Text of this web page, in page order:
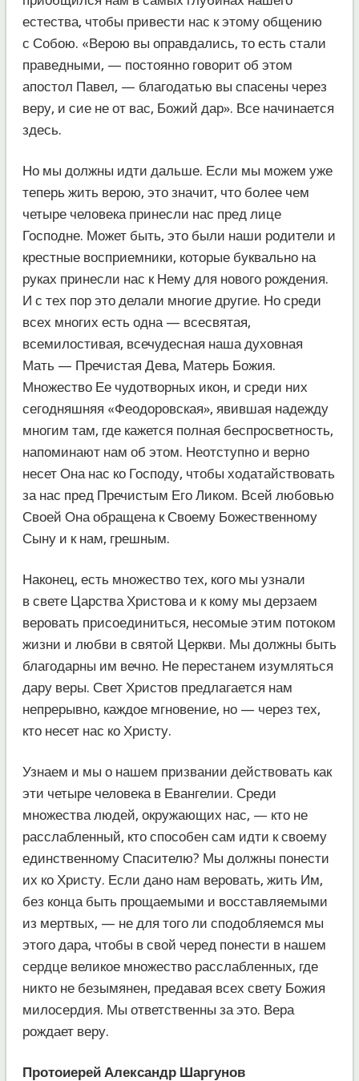
естества, чтобы привести нас к этому общению
с Собою. «Верою вы оправдались, то есть стали
праведными, — постоянно говорит об этом
апостол Павел, — благодатью вы спасены через
веру, и сие не от вас, Божий дар». Все начинается
здесь.
Но мы должны идти дальше. Если мы можем уже
теперь жить верою, это значит, что более чем
четыре человека принесли нас пред лице
Господне. Может быть, это были наши родители и
крестные восприемники, которые буквально на
руках принесли нас к Нему для нового рождения.
И с тех пор это делали многие другие. Но среди
всех многих есть одна — всесвятая,
всемилостивая, всечудесная наша духовная
Мать — Пречистая Дева, Матерь Божия.
Множество Ее чудотворных икон, и среди них
сегодняшняя «Феодоровская», явившая надежду
многим там, где кажется полная беспросветность,
напоминают нам об этом. Неотступно и верно
несет Она нас ко Господу, чтобы ходатайствовать
за нас пред Пречистым Его Ликом. Всей любовью
Своей Она обращена к Своему Божественному
Сыну и к нам, грешным.
Наконец, есть множество тех, кого мы узнали
в свете Царства Христова и к кому мы дерзаем
веровать присоединиться, несомые этим потоком
жизни и любви в святой Церкви. Мы должны быть
благодарны им вечно. Не перестанем изумляться
дару веры. Свет Христов предлагается нам
непрерывно, каждое мгновение, но — через тех,
кто несет нас ко Христу.
Узнаем и мы о нашем призвании действовать как
эти четыре человека в Евангелии. Среди
множества людей, окружающих нас, — кто не
расслабленный, кто способен сам идти к своему
единственному Спасителю? Мы должны понести
их ко Христу. Если дано нам веровать, жить Им,
без конца быть прощаемыми и восставляемыми
из мертвых, — не для того ли сподобляемся мы
этого дара, чтобы в свой черед понести в нашем
сердце великое множество расслабленных, где
никто не безымянен, предавая всех свету Божия
милосердия. Мы ответственны за это. Вера
рождает веру.
Протоиерей Александр Шаргунов